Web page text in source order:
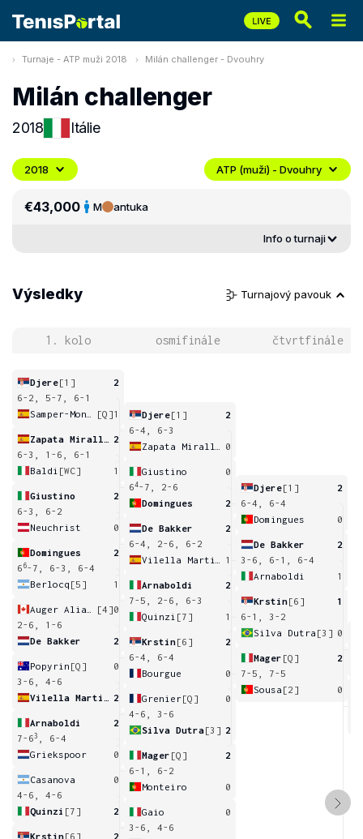
Turnaje - ATP muži 2018 Milán challenger - Dvouhry
Milán challenger
2018 Itálie
2018 ATP (muži) - Dvouhry
€43,000 M antuka
Info o turnaji
Výsledky Turnajový pavouk
1. kolo osmifinále čtvrtfinále
Djere[1]
2
6-2, 5-7, 6-1
[Q]1
2
6-3, 1-6, 6-1
Baldi [WC] 1
Giustino
2
6-3, 6-2
Neuchrist
0
Domingues
2
6 6-7, 6-3, 6-4
Berlocq [5] 1
[4]0
2-6, 1-6
De Bakker
2
Popyrin [Q]
0
3-6, 4-6
2
Arnaboldi
2
7-63
, 6-4
Griekspoor
0
Casanova
0
4-6, 4-6
Quinzi [7] 2
Krstin[6]
2
Djere[1]
2
6-4, 6-3
0
Giustino
0
64-7, 2-6
Domingues
2
De Bakker
2
6-4, 2-6, 6-2
1
Arnaboldi
2
7-5, 2-6, 6-3
Quinzi [7] 1
Krstin[6]
2
6-4, 6-4
Bourgue
0
Grenier[Q]
0
4-6, 3-6
Silva Dutra[3] 2
Mager [Q]
2
6-1, 6-2
Monteiro
0
Gaio
0
3-6, 4-6
Djere[1]
2
6-4, 6-4
Domingues
0
De Bakker
2
3-6, 6-1, 6-4
Arnaboldi
1
Krstin[6]
1
6-1, 3-2
Silva Dutra [3] 0
Mager [Q]
2
7-5, 7-5
Sousa [2] 0